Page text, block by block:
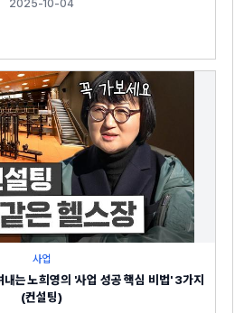
2025-10-04
사업
는 노희영의 '사업 성공 핵심 비법' 3가지
(컨설팅)